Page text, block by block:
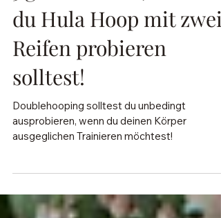
5 gute Gründe, warum
du Hula Hoop mit zwei
Reifen probieren
solltest!
Doublehooping solltest du unbedingt